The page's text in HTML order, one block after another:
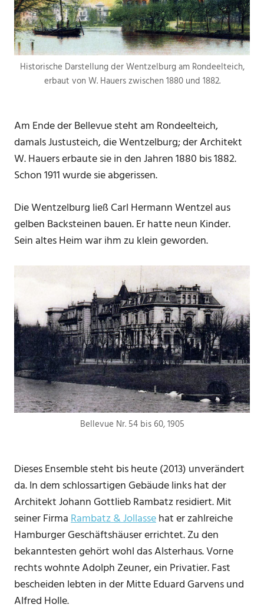
Historische Darstellung der Wentzelburg am Rondeelteich,
erbaut von W. Hauers zwischen 1880 und 1882.
Am Ende der Bellevue steht am Rondeelteich,
damals Justusteich, die Wentzelburg; der Architekt
W. Hauers erbaute sie in den Jahren 1880 bis 1882.
Schon 1911 wurde sie abgerissen.
Die Wentzelburg ließ Carl Hermann Wentzel aus
gelben Backsteinen bauen. Er hatte neun Kinder.
Sein altes Heim war ihm zu klein geworden.
Bellevue Nr. 54 bis 60, 1905
Dieses Ensemble steht bis heute (2013) unverändert
da. In dem schlossartigen Gebäude links hat der
Architekt Johann Gottlieb Rambatz residiert. Mit
seiner FirmaRambatz & Jollassehat er zahlreiche
Hamburger Geschäftshäuser errichtet. Zu den
bekanntesten gehört wohl das Alsterhaus. Vorne
rechts wohnte Adolph Zeuner, ein Privatier. Fast
bescheiden lebten in der Mitte Eduard Garvens und
Alfred Holle.